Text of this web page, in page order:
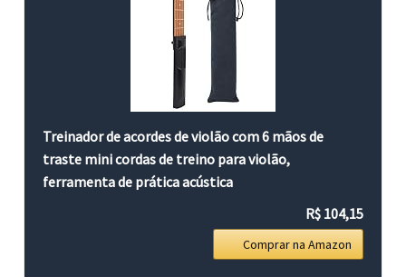
Treinador de acordes de violão com 6 mãos de
traste mini cordas de treino para violão,
ferramenta de prática acústica
R$ 104,15
Comprar na Amazon